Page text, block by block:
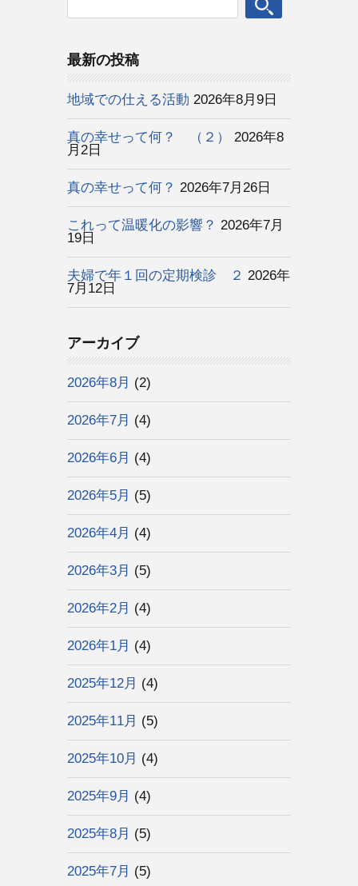
最新の投稿
地域での仕える活動 2026年8月9日
真の幸せって何？ （２）
2026年8
月2日
真の幸せって何？ 2026年7月26日
これって温暖化の影響？ 2026年7月
19日
夫婦で年１回の定期検診 ２ 2026年
7月12日
アーカイブ
2026年8月 (2)
2026年7月 (4)
2026年6月 (4)
2026年5月 (5)
2026年4月 (4)
2026年3月 (5)
2026年2月 (4)
2026年1月 (4)
2025年12月 (4)
2025年11月 (5)
2025年10月 (4)
2025年9月 (4)
2025年8月 (5)
2025年7月 (5)